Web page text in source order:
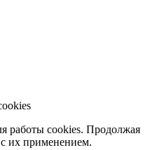
работы cookies. Продолжая
с их применением.